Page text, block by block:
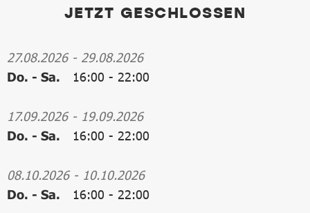
JETZT GESCHLOSSEN
27.08.2026- 29.08.2026
Do. - Sa.
16:00 - 22:00
17.09.2026- 19.09.2026
Do. - Sa.
16:00 - 22:00
08.10.2026- 10.10.2026
Do. - Sa.
16:00 - 22:00